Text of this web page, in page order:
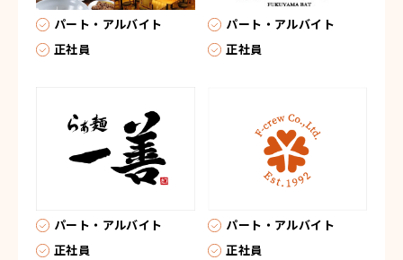
パート・アルバイト
正社員
パート・アルバイト
正社員
パート・アルバイト
正社員
パート・アルバイト
正社員